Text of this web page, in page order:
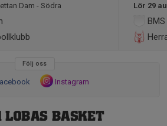
Dam - Södra Lör 29
BMS
Följ oss
Instagram
BASKET